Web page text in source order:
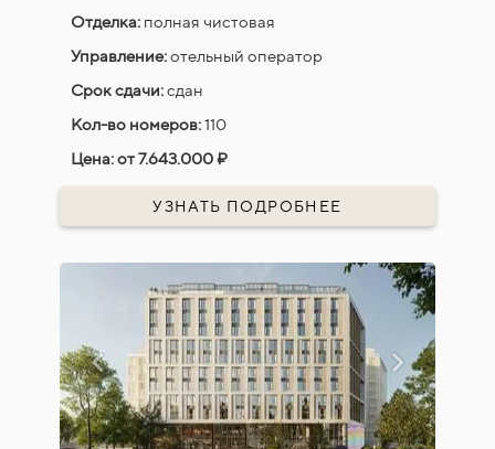
Отделка: полная чистовая
Управление:отельный оператор
Срок сдачи:сдан
Кол-во номеров:110
Цена:от 7.643.000 ₽
УЗНАТЬ ПОДРОБНЕЕ